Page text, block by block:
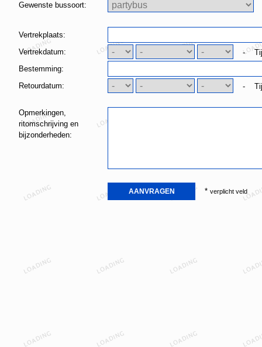
Gewenste bussoort:
Vertrekplaats:
Vertrekdatum:
-
Bestemming:
Retourdatum:
-
Opmerkingen,
ritomschrijving en
bijzonderheden:
* verplicht veld